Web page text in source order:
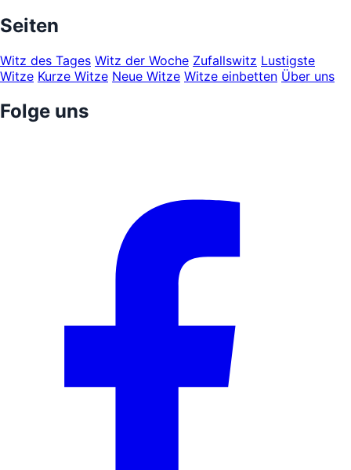
Seiten
Witz des Tages Witz der Woche Zufallswitz Lustigste
Witze Kurze Witze Neue Witze Witze einbetten Über uns
Folge uns